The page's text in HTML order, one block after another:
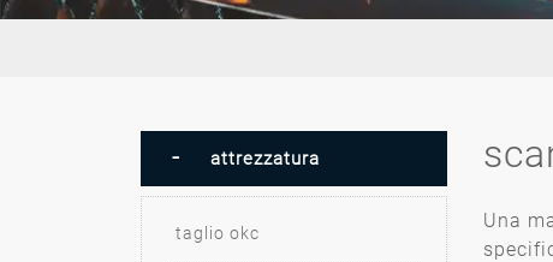
attrezzatura
taglio okc
Una